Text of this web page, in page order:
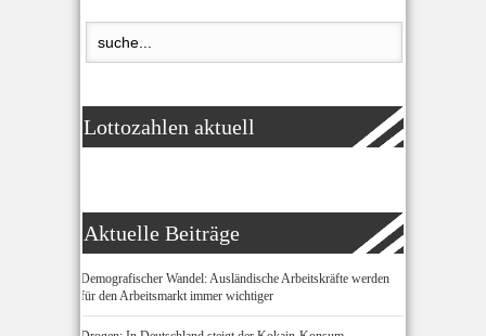
Lottozahlen aktuell
Aktuelle Beiträge
Demografischer Wandel: Ausländische Arbeitskräfte werden
für den Arbeitsmarkt immer wichtiger